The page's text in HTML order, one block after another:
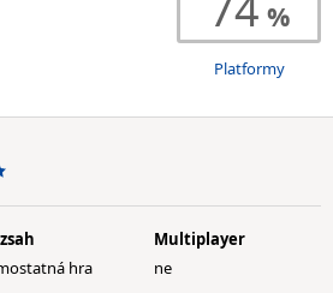
Platformy
hra
Multiplayer
ne